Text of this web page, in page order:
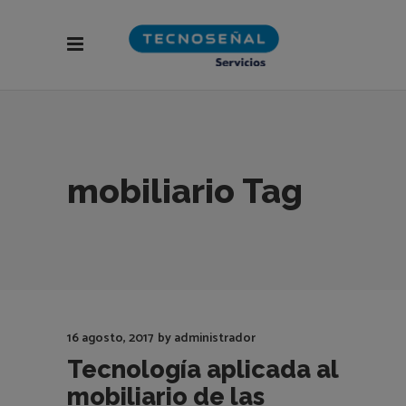
mobiliario Tag
16 agosto, 2017 byadministrador
Tecnología aplicada al
mobiliario de las